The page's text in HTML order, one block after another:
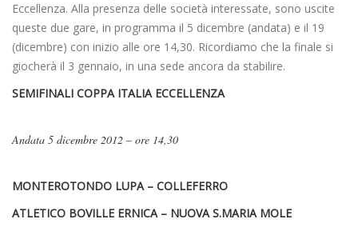
Eccellenza. Alla presenza delle società interessate, sono uscite
queste due gare, in programma il 5 dicembre (andata) e il 19
(dicembre) con inizio alle ore 14,30. Ricordiamo che la finale si
giocherà il 3 gennaio, in una sede ancora da stabilire.
SEMIFINALI COPPA ITALIA ECCELLENZA
Andata 5 dicembre 2012 – ore 14,30
MONTEROTONDO LUPA – COLLEFERRO
ATLETICO BOVILLE ERNICA – NUOVA S.MARIA MOLE